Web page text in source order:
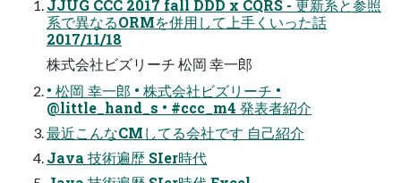
JJUG CCC 2017 fall DDD x CQRS - 更新系と参照
系で異なるORMを併用して上手くいった話
2017/11/18
株式会社ビズリーチ 松岡 幸一郎
• 松岡 幸一郎 • 株式会社ビズリーチ •
@little_hand_s • #ccc_m4 発表者紹介
最近こんなCMしてる会社です 自己紹介
Java 技術遍歴 SIer時代